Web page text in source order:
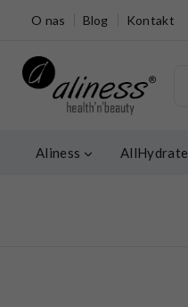
O nas Blog Kontakt
Aliness AllHydrate